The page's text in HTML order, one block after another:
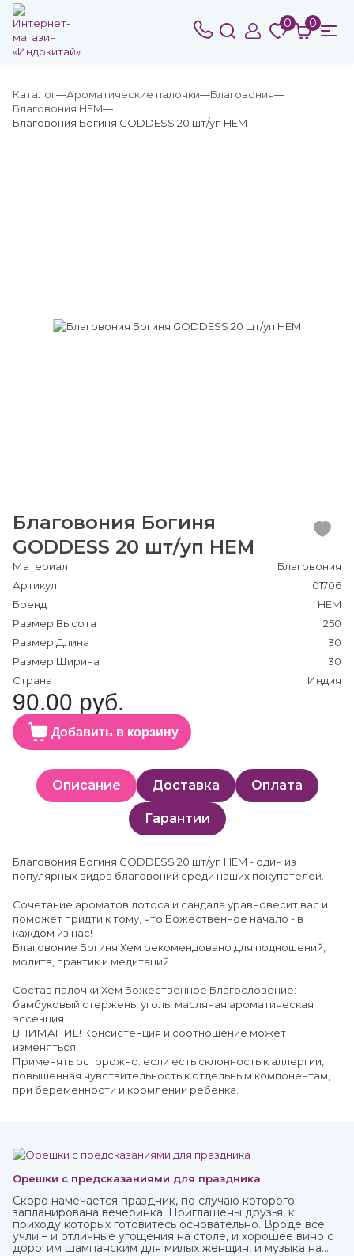
0 0
Каталог Ароматические палочки
Благовония
Благовония HEM
Благовония Богиня GODDESS 20 шт/уп HEM
Благовония Богиня
GODDESS 20 шт/уп HEM
Материал
Благовония
Артикул
01706
Бренд
HEM
Размер Высота
250
Размер Длина
30
Размер Ширина
30
Страна
Индия
90.00 руб.
Добавить в корзину
Описание Доставка Оплата
Гарантии
Благовония Богиня GODDESS 20 шт/уп HEM - один из
популярных видов благовоний среди наших покупателей.
Сочетание ароматов лотоса и сандала уравновесит вас и
поможет придти к тому, что Божественное начало - в
каждом из нас!
Благовоние Богиня Хем рекомендовано для подношений,
молитв, практик и медитаций.
Состав палочки Хем Божественное Благословение:
бамбуковый стержень, уголь, масляная ароматическая
эссенция.
ВНИМАНИЕ! Консистенция и соотношение может
изменяться!
Применять осторожно: если есть склонность к аллергии,
повышенная чувствительность к отдельным компонентам,
при беременности и кормлении ребенка.
Орешки с предсказаниями для праздника
Скоро намечается праздник, по случаю которого
запланирована вечеринка. Приглашены друзья, к
приходу которых готовитесь основательно. Вроде все
учли – и отличные угощения на столе, и хорошее вино с
дорогим шампанским для милых женщин, и музыка на